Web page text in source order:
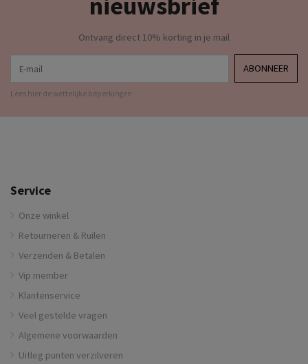
Ontvang direct 10% korting in je mail
ABONNEER
Lees hier de wettelijke beperkingen
Service
Onze winkel
Retourneren & Ruilen
Verzenden & Betalen
Vip member
Klantenservice
Veel gestelde vragen
Algemene voorwaarden
Uitleg punten verzilveren